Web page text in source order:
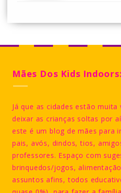
Mães Dos Kids Indoors:
Já que as cidades estão
deixar as crianças soltas por
este é um blog de mães para
pais, avós, dindos, tios,
professores. Espaço com
brinquedos/jogos,
assuntos afins, todos